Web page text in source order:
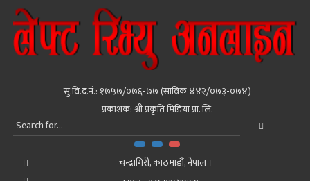
सु.वि.द.नं.: १७५७/०७६-७७ (साविक ४४२/०७३-०७४)
प्रकाशक: श्री प्रकृति मिडिया प्रा. लि.
चन्द्रागिरी, काठमाडाैं, नेपाल ।